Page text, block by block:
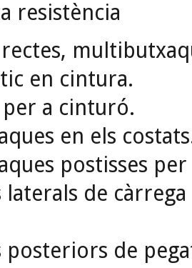
resistència
en cintura.
per a cinturó.
en els
postisses per
laterals de
posteriors de